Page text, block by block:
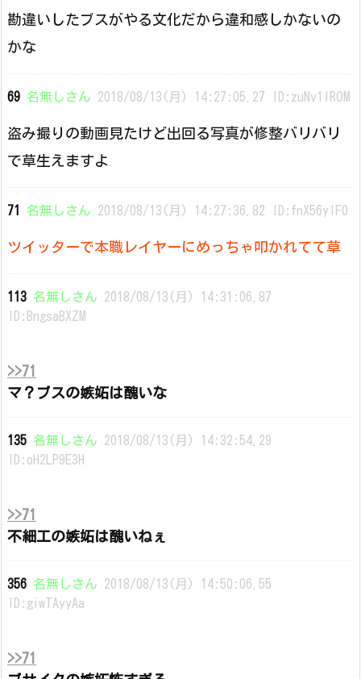
勘違いしたブスがやる文化だから違和感しかないの
かな
69 名無しさん 2018/08/13(月) 14:27:05.27 ID:zuNv1IROM
盗み撮りの動画見たけど出回る写真が修整バリバリ
で草生えますよ
71 名無しさん 2018/08/13(月) 14:27:36.82 ID:fnX56yIF0
ツイッターで本職レイヤーにめっちゃ叩かれてて草
113 名無しさん 2018/08/13(月) 14:31:06.87
ID:BngsaBXZM
>>71
マ？ブスの嫉妬は醜いな
135 名無しさん 2018/08/13(月) 14:32:54.29
ID:oH2LP9E3H
>>71
不細工の嫉妬は醜いねぇ
356 名無しさん 2018/08/13(月) 14:50:06.55
ID:giwTAyyAa
>>71